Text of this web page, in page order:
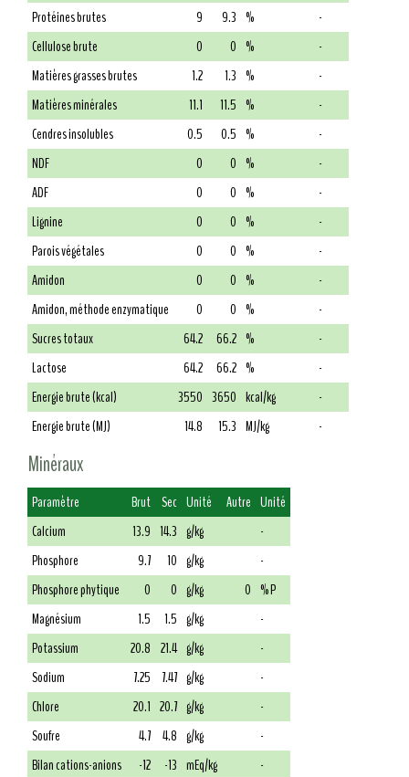
Protéines brutes
9 9.3 %
-
Cellulose brute
0 0 %
-
Matières grasses brutes
1.2 1.3 %
-
Matières minérales
11.1 11.5 %
-
Cendres insolubles
0.5 0.5 %
-
NDF
0 0 %
-
ADF
0 0 %
-
Lignine
0 0 %
-
Parois végétales
0 0 %
-
Amidon
0 0 %
-
Amidon, méthode enzymatique
0 0 %
-
Sucres totaux
64.2 66.2 %
-
Lactose
64.2 66.2 %
-
Energie brute (kcal)
3550 3650 kcal/kg
-
Energie brute (MJ)
14.8 15.3 MJ/kg -
Minéraux
Paramètre Brut Sec Unité Autre Unité
Calcium
13.9 14.3 g/kg
-
Phosphore
9.7 10 g/kg
-
Phosphore phytique
0 0 g/kg 0 % P
Magnésium
1.5 1.5 g/kg
-
Potassium
20.8 21.4 g/kg
-
Sodium
7.25 7.47 g/kg
-
Chlore
20.1 20.7 g/kg
-
Soufre
4.7 4.8 g/kg
-
Bilan cations-anions
-12 -13 mEq/kg
-